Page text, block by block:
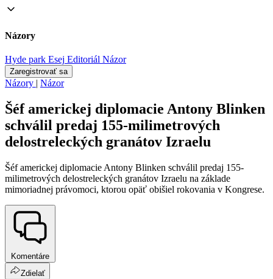
Názory
Hyde park Esej Editoriál Názor
Zaregistrovať sa
Názory | Názor
Šéf americkej diplomacie Antony Blinken
schválil predaj 155-milimetrových
delostreleckých granátov Izraelu
Šéf americkej diplomacie Antony Blinken schválil predaj 155-
milimetrových delostreleckých granátov Izraelu na základe
mimoriadnej právomoci, ktorou opäť obišiel rokovania v Kongrese.
Komentáre
Zdielať